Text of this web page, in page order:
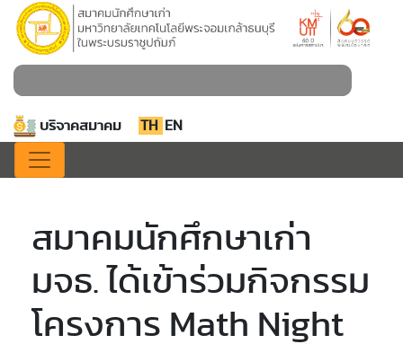
บริจาคสมาคม TH EN
สมาคมนักศึกษาเก่า
มจธ. ได้เข้าร่วมกิจกรรม
โครงการ Math Night